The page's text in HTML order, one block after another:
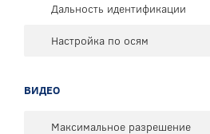
Дальность идентификации
Настройка по осям
ВИДЕО
Максимальное разрешение